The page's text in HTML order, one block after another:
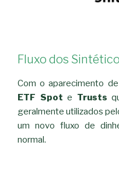
Fluxo dos
Com o aparecimento
ETF Spot e Trusts
geralmente utilizados
um novo fluxo de
normal.